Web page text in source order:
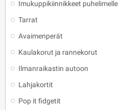
Imukuppikiinnikkeet puhelimelle
Tarrat
Avaimenperät
Kaulakorut ja rannekorut
Ilmanraikastin autoon
Lahjakortit
Pop it fidgetit